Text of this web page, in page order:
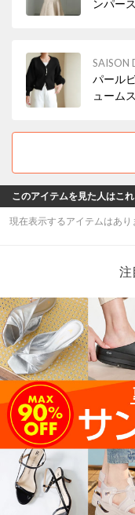
ンパースカート エレガ
します
SAISON
パール
ューム
このアイテムを見た人はこ
現在表示するアイテムはあり
注